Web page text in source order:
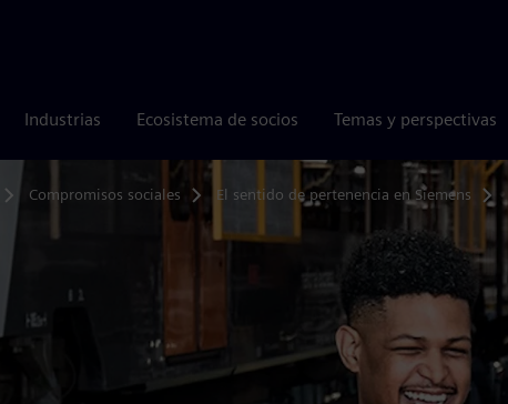
Industrias Ecosistema de socios Temas y perspectivas
Compromisos sociales El sentido de pertenencia en Siemens